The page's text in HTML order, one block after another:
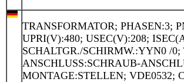
TRANSFORMATOR; PHASEN:3;
UPRI(V):480; USEC(V):208;
SCHALTGR./SCHIRMW.:YYN0 /
ANSCHLUSS:SCHRAUB-
MONTAGE:STELLEN; VDE0532;